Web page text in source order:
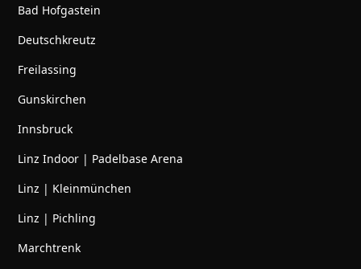
Bad Hofgastein
Deutschkreutz
Freilassing
Gunskirchen
Innsbruck
Linz Indoor | Padelbase Arena
Linz | Kleinmünchen
Linz | Pichling
Marchtrenk